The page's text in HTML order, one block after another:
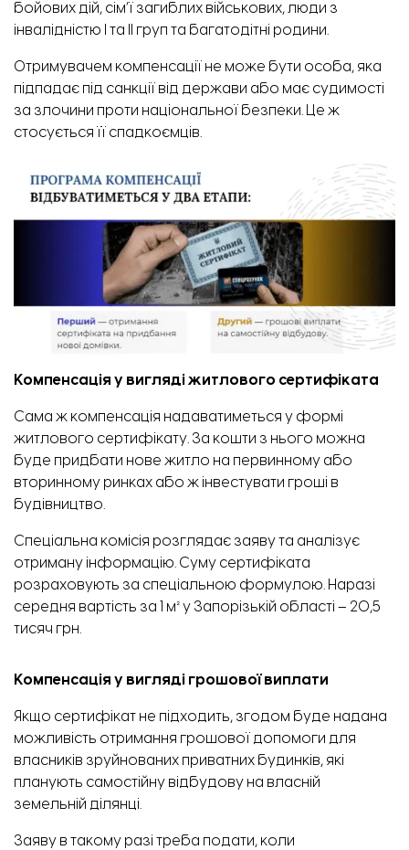
бойових дій, сім’ї загиблих військових, люди з
інвалідністю І та ІІ груп та багатодітні родини.
Отримувачем компенсації не може бути особа, яка
підпадає під санкції від держави або має судимості
за злочини проти національної безпеки. Це ж
стосується її спадкоємців.
Компенсація у вигляді житлового сертифіката
Сама ж компенсація надаватиметься у формі
житлового сертифікату. За кошти з нього можна
буде придбати нове житло на первинному або
вторинному ринках або ж інвестувати гроші в
будівництво.
Спеціальна комісія розглядає заяву та аналізує
отриману інформацію. Суму сертифіката
розраховують за спеціальною формулою. Наразі
середня вартість за 1 м² у Запорізькій області – 20,5
тисяч грн.
Компенсація у вигляді грошової виплати
Якщо сертифікат не підходить, згодом буде надана
можливість отримання грошової допомоги для
власників зруйнованих приватних будинків, які
планують самостійну відбудову на власній
земельній ділянці.
Заяву в такому разі треба подати, коли